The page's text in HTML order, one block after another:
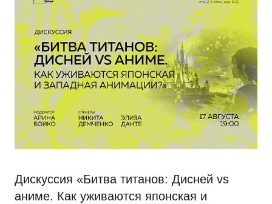
Дискуссия «Битва титанов: Дисней vs
аниме. Как уживаются японская и